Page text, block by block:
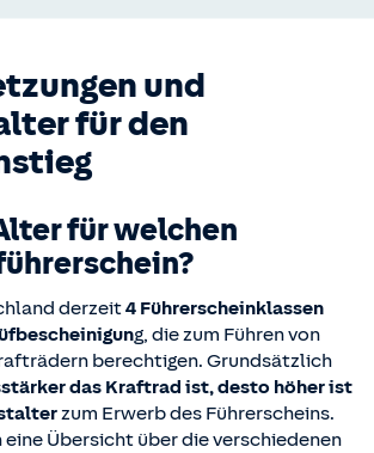
und
für den
für welchen
derzeit4 Führerscheinklassen
g, die zum Führen von
berechtigen. Grundsätzlich
das Kraftrad ist, desto höher ist
zum Erwerb des Führerscheins.
eine Übersicht über die verschiedenen